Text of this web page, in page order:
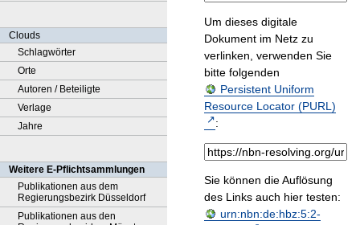
Clouds
Schlagwörter
Orte
Autoren / Beteiligte
Verlage
Jahre
Weitere E-Pflichtsammlungen
Publikationen aus dem
Regierungsbezirk Düsseldorf
Publikationen aus den
Um dieses digitale
Dokument im Netz zu
verlinken, verwenden Sie
bitte folgenden
Persistent Uniform
Resource Locator (PURL)
:
Sie können die Auflösung
des Links auch hier testen:
urn:nbn:de:hbz:5:2-